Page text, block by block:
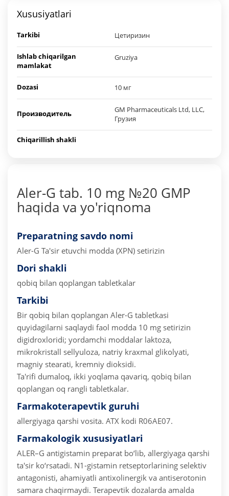
Xususiyatlari
Tarkibi Цетиризин
Ishlab chiqarilgan
mamlakat
Gruziya
Dozasi 10 мг
Производитель
GM Pharmaceuticals Ltd, LLC,
Грузия
Chiqarillish shakli
Aler-G tab. 10 mg №20 GMP
haqida va yo'riqnoma
Preparatning savdo nomi
Aler-G Ta'sir etuvchi modda (XPN) setirizin
Dori shakli
qobiq bilan qoplangan tabletkalar
Tarkibi
Bir qobiq bilan qoplangan Aler-G tabletkasi
quyidagilarni saqlaydi faol modda 10 mg setirizin
digidroxloridi; yordamchi moddalar laktoza,
mikrokristall sellyuloza, natriy kraxmal glikolyati,
magniy stearati, kremniy dioksidi.
Ta'rifi dumaloq, ikki yoqlama qavariq, qobiq bilan
qoplangan oq rangli tabletkalar.
Farmakoterapevtik guruhi
allergiyaga qarshi vosita. ATX kodi R06AE07.
Farmakologik xususiyatlari
ALER–G antigistamin preparat bo‘lib, allergiyaga qarshi
ta'sir ko‘rsatadi. N1-gistamin retseptorlarining selektiv
antagonisti, ahamiyatli antixolinergik va antiserotonin
samara chaqirmaydi. Terapevtik dozalarda amalda